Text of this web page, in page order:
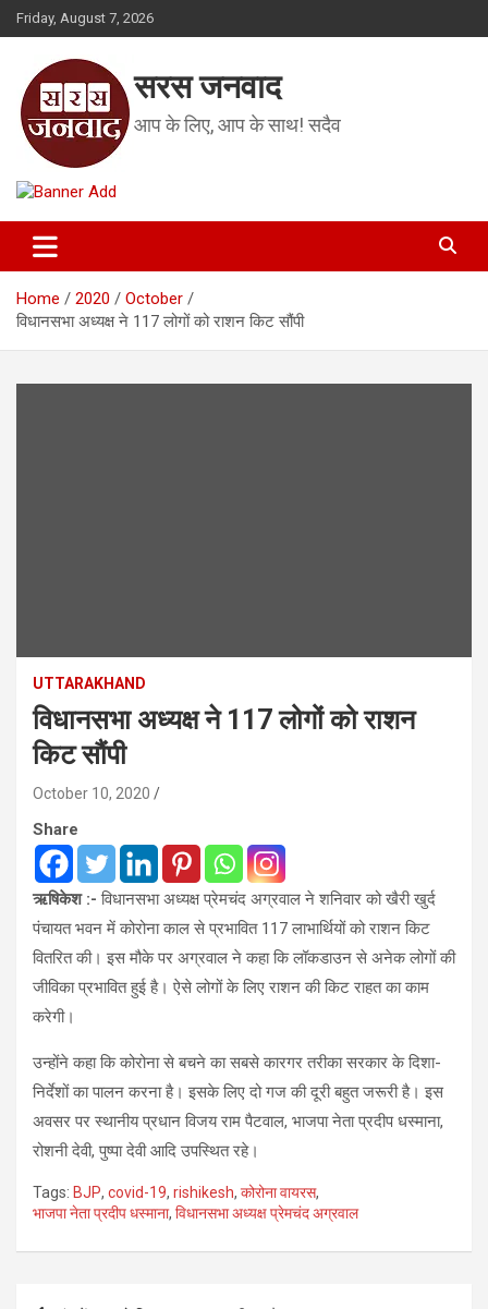
Skip
to
Friday, August 7, 2026
सरस जनवाद
आप के लिए, आप के साथ! सदैव
Home 2020
October
विधानसभा अध्यक्ष ने 117 लोगों को राशन किट सौंपी
UTTARAKHAND
विधानसभा अध्यक्ष ने 117 लोगों को राशन
किट सौंपी
October 10, 2020
Share
ऋषिकेश :- विधानसभा अध्यक्ष प्रेमचंद अग्रवाल ने शनिवार को खैरी खुर्द
पंचायत भवन में कोरोना काल से प्रभावित 117 लाभार्थियों को राशन किट
वितरित की। इस मौके पर अग्रवाल ने कहा कि लॉकडाउन से अनेक लोगों की
जीविका प्रभावित हुई है। ऐसे लोगों के लिए राशन की किट राहत का काम
करेगी।
उन्होंने कहा कि कोरोना से बचने का सबसे कारगर तरीका सरकार के दिशा-
निर्देशों का पालन करना है। इसके लिए दो गज की दूरी बहुत जरूरी है। इस
अवसर पर स्थानीय प्रधान विजय राम पैटवाल, भाजपा नेता प्रदीप धस्माना,
रोशनी देवी, पुष्पा देवी आदि उपस्थित रहे।
Tags: BJP, covid-19, rishikesh, कोरोना वायरस,
भाजपा नेता प्रदीप धस्माना, विधानसभा अध्यक्ष प्रेमचंद अग्रवाल
Post